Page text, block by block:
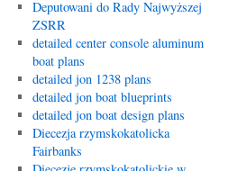
Deputowani do Rady Najwyższej
ZSRR
detailed center console aluminum
boat plans
detailed jon 1238 plans
detailed jon boat blueprints
detailed jon boat design plans
Diecezja rzymskokatolicka
Fairbanks